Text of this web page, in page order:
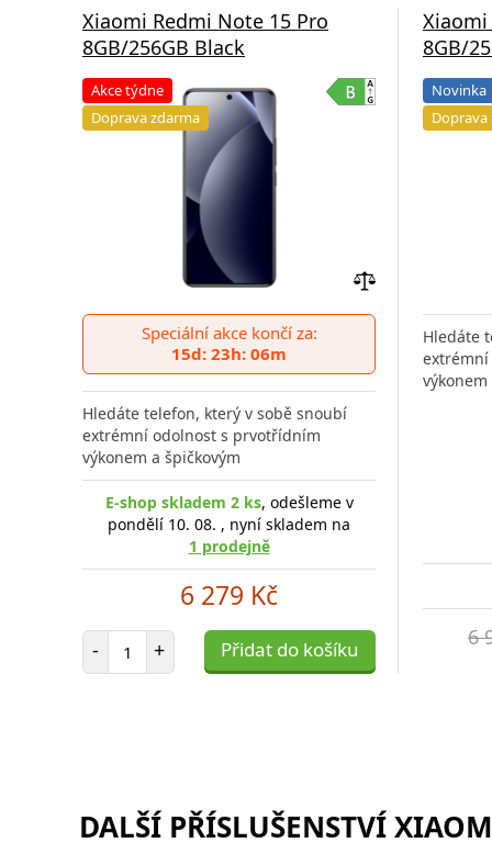
Xiaomi Redmi Note 15 Pro
8GB/256GB Black
Akce týdne
Doprava zdarma
do
porovnání
Speciální akce končí za:
15d: 23h: 06m
Hledáte telefon, který v sobě snoubí
extrémní odolnost s prvotřídním
výkonem a špičkovým
E-shop skladem 2 ks, odešleme v
pondělí 10. 08. , nyní skladem na
1 prodejně
6 279 Kč
- Počet položek
+ Přidat do košíku
8GB/
Novinka
Doprava
Hledáte
6
DALŠÍ PŘÍSLUŠENSTVÍ